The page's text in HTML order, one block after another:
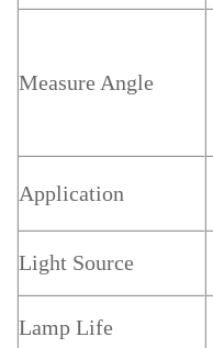
Measure Angle
Application
Light Source
Lamp Life